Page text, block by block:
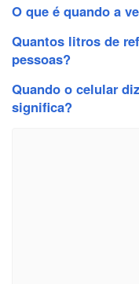
O que é quando a
Quantos litros de
pessoas?
Quando o celular
significa?